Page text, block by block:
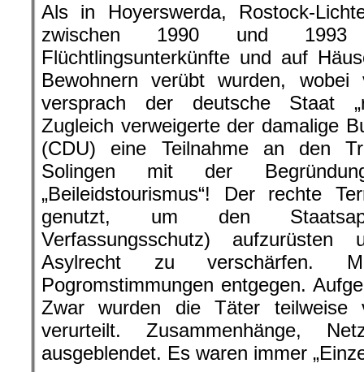
Als in Hoyerswerda, Rostock-
zwischen 1990 und 1993
Flüchtlingsunterkünfte und auf
Bewohnern verübt wurden, wobei
versprach der deutsche Staat
Zugleich verweigerte der damalige
(CDU) eine Teilnahme an den
Solingen mit der
„Beileidstourismus“! Der rechte
genutzt, um den
Verfassungsschutz)
Asylrecht zu verschärfen.
Pogromstimmungen entgegen.
Zwar wurden die Täter teilweise
verurteilt. Zusammenhänge,
ausgeblendet. Es waren immer